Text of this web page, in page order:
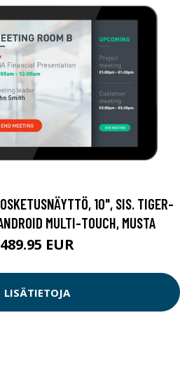
10", SIS. TIGER-
MULTI-TOUCH, MUSTA
489.95 EUR
LISÄTIETOJA